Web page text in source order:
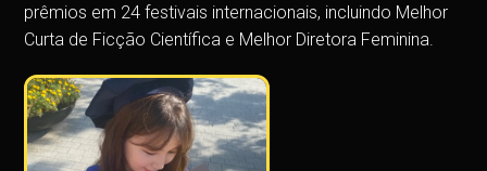
prêmios em 24 festivais internacionais, incluindo Melhor
Curta de Ficção Científica e Melhor Diretora Feminina.